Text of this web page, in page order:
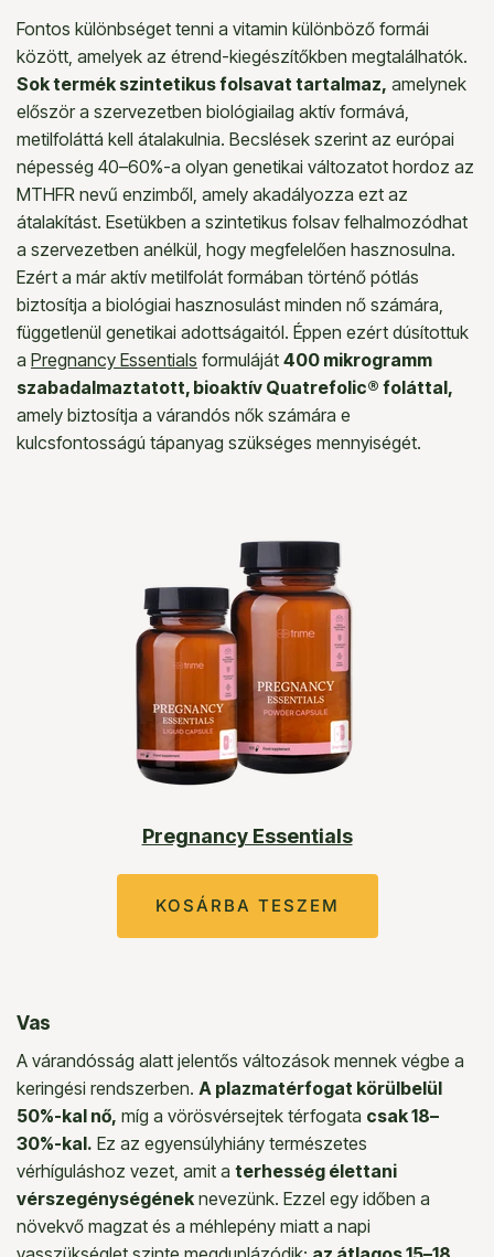
Fontos különbséget tenni a vitamin különböző formái
között, amelyek az étrend-kiegészítőkben megtalálhatók.
Sok termék szintetikus folsavat tartalmaz, amelynek
először a szervezetben biológiailag aktív formává,
metilfoláttá kell átalakulnia. Becslések szerint az európai
népesség 40–60%-a olyan genetikai változatot hordoz az
MTHFR nevű enzimből, amely akadályozza ezt az
átalakítást. Esetükben a szintetikus folsav felhalmozódhat
a szervezetben anélkül, hogy megfelelően hasznosulna.
Ezért a már aktív metilfolát formában történő pótlás
biztosítja a biológiai hasznosulást minden nő számára,
függetlenül genetikai adottságaitól. Éppen ezért dúsítottuk
a Pregnancy Essentials formuláját 400 mikrogramm
szabadalmaztatott, bioaktív Quatrefolic® foláttal,
amely biztosítja a várandós nők számára e
kulcsfontosságú tápanyag szükséges mennyiségét.
Pregnancy Essentials
Vas
A várandósság alatt jelentős változások mennek végbe a
keringési rendszerben. A plazmatérfogat körülbelül
50%-kal nő, míg a vörösvérsejtek térfogata csak 18–
30%-kal. Ez az egyensúlyhiány természetes
vérhíguláshoz vezet, amit a terhesség élettani
vérszegénységének nevezünk. Ezzel egy időben a
növekvő magzat és a méhlepény miatt a napi